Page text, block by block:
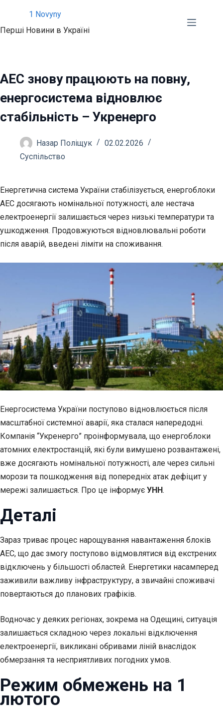
вмісту
1 Novyny
Перші Новини в Україні
АЕС знову працюють на повну,
енергосистема відновлює
стабільність – Укренерго
Назар Поліщук
02.02.2026
Суспільство
Енергетична система України стабілізується, енергоблоки
АЕС досягають номінальної потужності, але нестача
електроенергії залишається через низькі температури та
ушкодження. Продовжуються відновлювальні роботи
після аварій, введені ліміти на споживання.
Енергосистема України поступово відновлюється після
масштабної системної аварії, яка сталася напередодні.
Компанія “Укренерго” проінформувала, що енергоблоки
атомних електростанцій, які були вимушено розвантажені,
вже досягають номінальної потужності, але через сильні
морози та пошкодження від попередніх атак дефіцит у
мережі залишається. Про це інформує УНН.
Деталі
Зараз триває процес нарощування навантаження блоків
АЕС, що дає змогу поступово відмовлятися від екстрених
відключень у більшості областей. Енергетики насамперед
заживили важливу інфраструктуру, а звичайні споживачі
повертаються до планових графіків.
Водночас у деяких регіонах, зокрема на Одещині, ситуація
залишається складною через локальні відключення
електроенергії, викликані обривами ліній внаслідок
обмерзання та несприятливих погодних умов.
Режим обмежень на 1
лютого